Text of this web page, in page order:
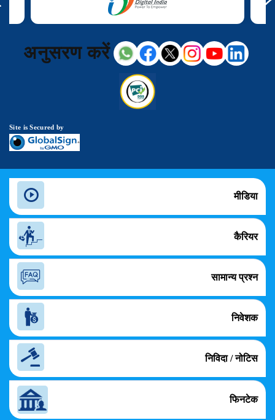
अनुसरण करें
Site is Secured by
मीडिया
कैरियर
सामान्य प्रश्न
निवेशक
निविदा / नोटिस
फिनटेक